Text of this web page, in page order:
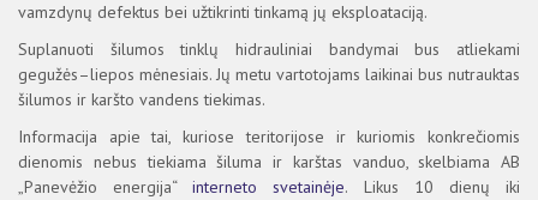
vamzdynų defektus bei užtikrinti tinkamą jų eksploataciją.
Suplanuoti šilumos tinklų hidrauliniai bandymai bus atliekami
gegužės–liepos mėnesiais. Jų metu vartotojams laikinai bus nutrauktas
šilumos ir karšto vandens tiekimas.
Informacija apie tai, kuriose teritorijose ir kuriomis konkrečiomis
dienomis nebus tiekiama šiluma ir karštas vanduo, skelbiama AB
„Panevėžio energija“interneto svetainėje. Likus 10 dienų iki